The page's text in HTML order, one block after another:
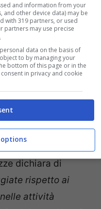
dichiara di
rispetto ai
attività
and information from your
and other device data) may be
with 319 partners, or used
partners may use precise
data on the basis of
to by managing your
bottom of this page or in the
in privacy and cookie